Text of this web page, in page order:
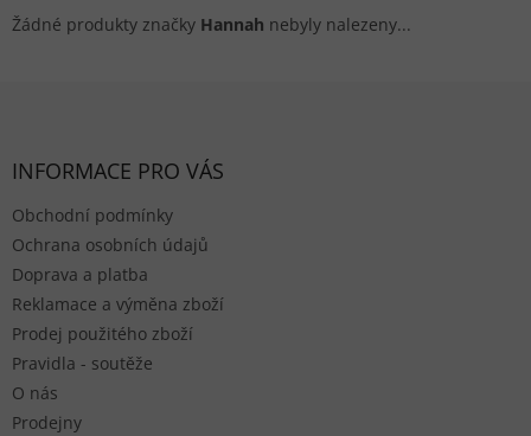
Žádné produkty značky Hannah nebyly nalezeny...
INFORMACE PRO VÁS
Obchodní podmínky
Ochrana osobních údajů
Doprava a platba
Reklamace a výměna zboží
Prodej použitého zboží
Pravidla - soutěže
O nás
Prodejny